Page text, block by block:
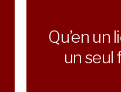
Qu’en un
un seul